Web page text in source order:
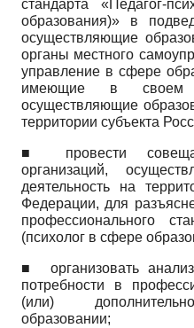
стандарта «Педагог-
образования)» в
осуществляющие
органы местного
управление в сфере
имеющие в своем
осуществляющие
территории субъекта
■ провести
организаций,
деятельность на
Федерации, для
профессионального
(психолог в сфере
■ организовать
потребности в
(или)
образовании;